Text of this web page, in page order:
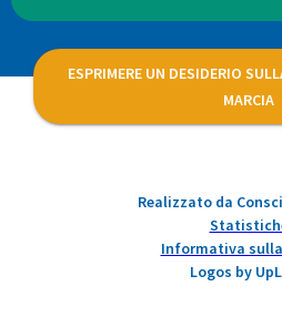
ESPRIMERE UN DESIDERIO
MARCIA
Realizzato da
Informativa
Logos by